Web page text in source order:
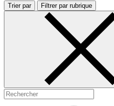
Trier par Filtrer par rubrique